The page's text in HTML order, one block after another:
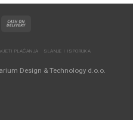
PLAĆANJA SLANJE I ISPORUKA
Design & Technology d.o.o.